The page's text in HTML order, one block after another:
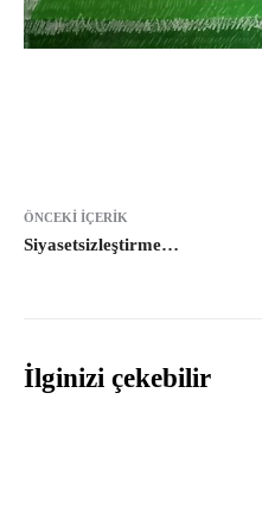
ÖNCEKI İÇERIK
Siyasetsizleştirme…
İlginizi çekebilir